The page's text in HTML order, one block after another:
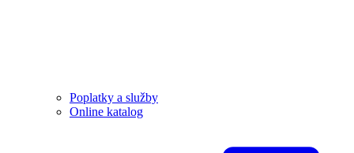
Poplatky a služby
Online katalog